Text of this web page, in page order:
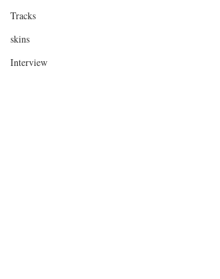
Tracks
skins
Interview